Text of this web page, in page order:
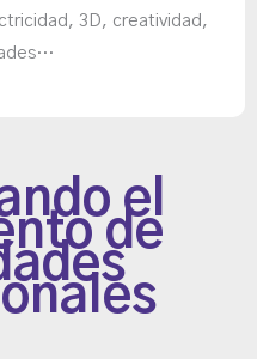
3D, creatividad,
el
de